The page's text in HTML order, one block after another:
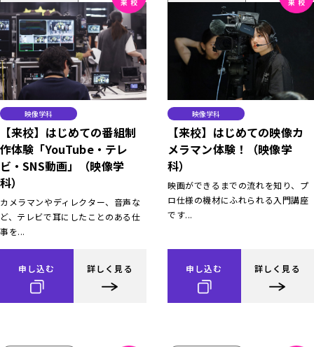
映像学科
【来校】はじめての番組制
作体験「YouTube・テレ
ビ・SNS動画」（映像学
科）
カメラマンやディレクター、音声な
ど、テレビで耳にしたことのある仕
事を...
申し込む 詳しく見る
映像学科
【来校】はじめての映像カ
メラマン体験！（映像学
科）
映画ができるまでの流れを知り、プ
ロ仕様の機材にふれられる入門講座
です...
申し込む 詳しく見る